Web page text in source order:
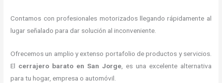
Contamos con profesionales motorizados llegando rápidamente al
lugar señalado para dar solución al inconveniente.
Ofrecemos un amplio y extenso portafolio de productos y servicios.
El cerrajero barato en San Jorge , es una excelente alternativa
para tu hogar, empresa o automóvil.